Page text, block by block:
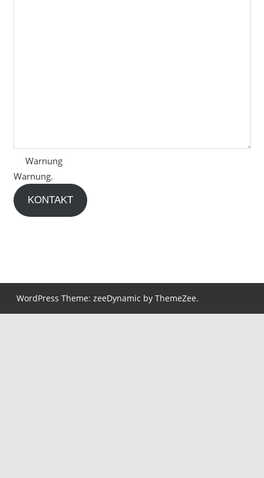
Warnung
Warnung.
KONTAKT
WordPress Theme: zeeDynamic by ThemeZee.